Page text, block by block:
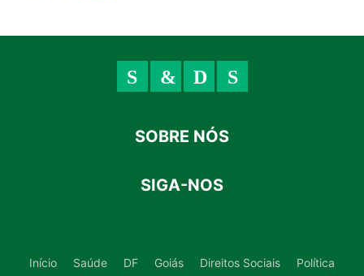
SOBRE NÓS
SIGA-NOS
Início Saúde DF Goiás Direitos Sociais Política